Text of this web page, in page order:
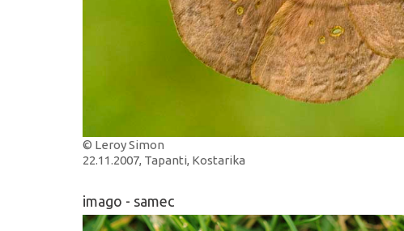
© Leroy Simon
22.11.2007, Tapanti, Kostarika
imago - samec